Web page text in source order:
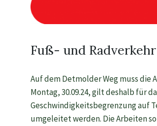
Fuß- und
Auf dem Detmolder Weg muss die
Montag, 30.09.24, gilt deshalb für
Geschwindigkeitsbegrenzung auf
umgeleitet werden. Die Arbeiten